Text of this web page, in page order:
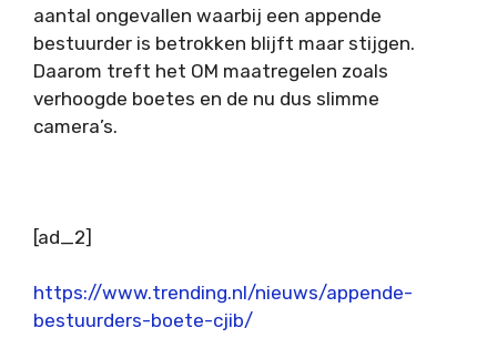
aantal ongevallen waarbij een appende
bestuurder is betrokken blijft maar stijgen.
Daarom treft het OM maatregelen zoals
verhoogde boetes en de nu dus slimme
camera’s.
[ad_2]
https://www.trending.nl/nieuws/appende-
bestuurders-boete-cjib/